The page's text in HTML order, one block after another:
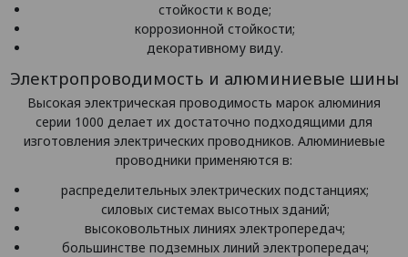
стойкости к воде;
коррозионной стойкости;
декоративному виду.
Электропроводимость и алюминиевые шины
Высокая электрическая проводимость марок алюминия
серии 1000 делает их достаточно подходящими для
изготовления электрических проводников. Алюминиевые
проводники применяются в:
распределительных электрических подстанциях;
силовых системах высотных зданий;
высоковольтных линиях электропередач;
большинстве подземных линий электропередач;